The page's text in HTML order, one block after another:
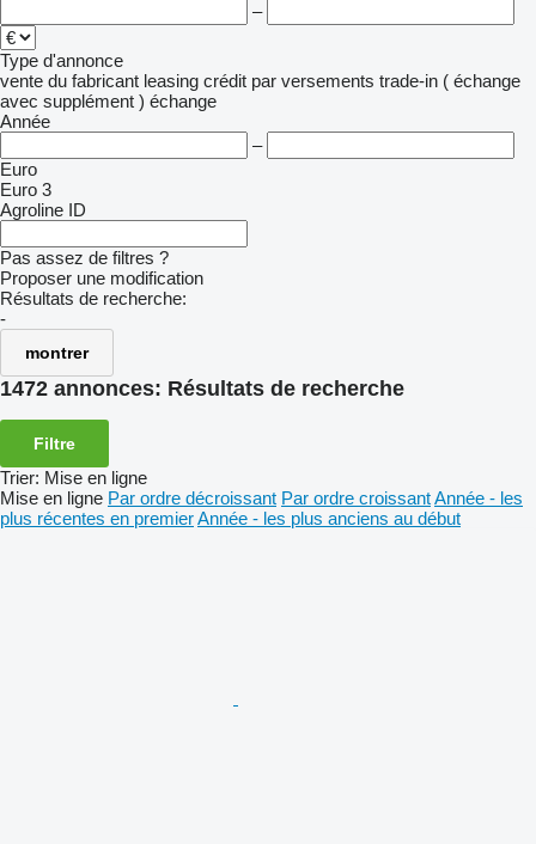
–
Type d'annonce
vente du fabricant leasing crédit par versements trade-in ( échange
avec supplément ) échange
Année
–
Euro
Euro 3
Agroline ID
Pas assez de filtres ?
Proposer une modification
Résultats de recherche:
-
montrer
1472 annonces: Résultats de recherche
Filtre
Trier: Mise en ligne
Mise en ligne Par ordre décroissant Par ordre croissantAnnée - les
plus récentes en premierAnnée - les plus anciens au début